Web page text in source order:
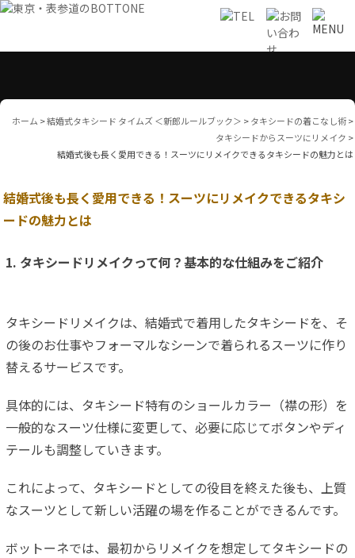
ホーム >結婚式タキシード タイムズ ＜新郎ルールブック＞ >タキシードの着こなし術>
タキシードからスーツにリメイク >
結婚式後も長く愛用できる！スーツにリメイクできるタキシードの魅力とは
結婚式後も長く愛用できる！スーツにリメイクできるタキシ
ードの魅力とは
1. タキシードリメイクって何？基本的な仕組みをご紹介
タキシードリメイクは、結婚式で着用したタキシードを、そ
の後のお仕事やフォーマルなシーンで着られるスーツに作り
替えるサービスです。
具体的には、タキシード特有のショールカラー（襟の形）を
一般的なスーツ仕様に変更して、必要に応じてボタンやディ
テールも調整していきます。
これによって、タキシードとしての役目を終えた後も、上質
なスーツとして新しい活躍の場を作ることができるんです。
ボットーネでは、最初からリメイクを想定してタキシードの